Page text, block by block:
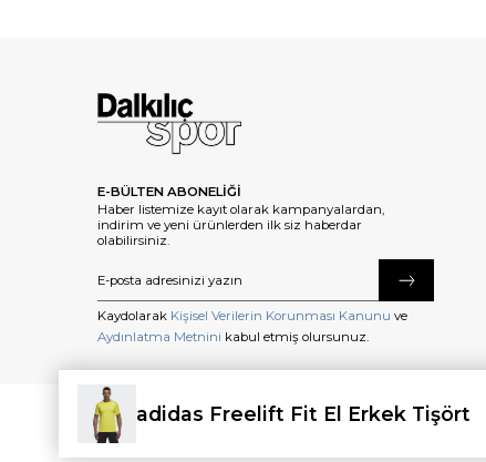
E-BÜLTEN ABONELİĞİ
Haber listemize kayıt olarak kampanyalardan,
indirim ve yeni ürünlerden ilk siz haberdar
olabilirsiniz.
Kaydolarak Kişisel Verilerin Korunması Kanunu ve
Aydınlatma Metnini kabul etmiş olursunuz.
©2025 dalkilicspor.com.tr. Tüm Hakları Saklıdır.
adidas Freelift Fit El Erkek Tişört